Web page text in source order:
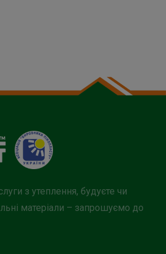
з утеплення, будуєте чи
матеріали – запрошуємо до